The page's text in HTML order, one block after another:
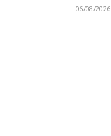
06/08/2026